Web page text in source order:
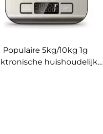
Populaire 5kg/10kg 1g
huishoudelijke